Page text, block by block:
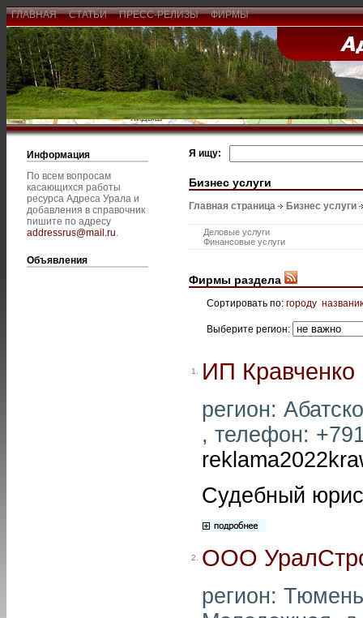
ГЛАВНАЯ СТАТЬИ ПРЕСС-РЕЛИЗЫ ФИРМЫ
Информация
По всем вопросам
касающихся работы
ресурса Адреса Урала и
добавления в справочник
пишите по адресу
addressrus@mail.ru.
Объявления
Я ищу:
Бизнес услуги
Главная страница Бизнес услуги
Деловые услуги
Финансовые услуги
Фирмы раздела
Сортировать по: городу
Выберите регион:
1. ИП
регион:
, телефон:
Судебный
2. ООО
регион: